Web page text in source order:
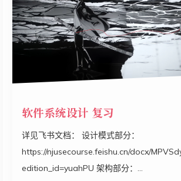
软件系统设计 复习
详见飞书文档： 设计模式部分：
https://njusecourse.feishu.cn/docx/
edition_id=yuahPU 架构部分：